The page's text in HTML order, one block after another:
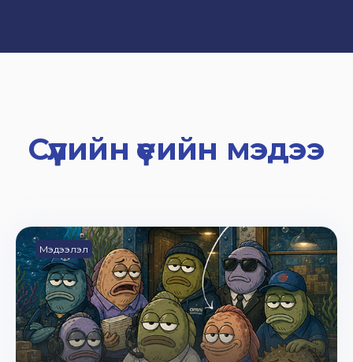
Сүүлийн үеийн мэдээ
Мэдээлэл